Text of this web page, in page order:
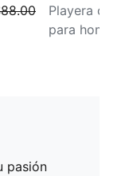
Playera
para hombre
pasión